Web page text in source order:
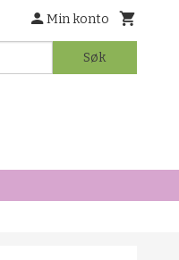
Min konto
Søk